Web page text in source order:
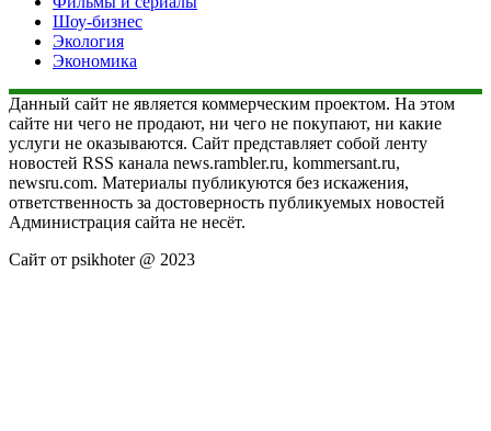
Шоу-бизнес
Экология
Экономика
Данный сайт не является коммерческим проектом. На этом
сайте ни чего не продают, ни чего не покупают, ни какие
услуги не оказываются. Сайт представляет собой ленту
новостей RSS канала news.rambler.ru, kommersant.ru,
newsru.com. Материалы публикуются без искажения,
ответственность за достоверность публикуемых новостей
Администрация сайта не несёт.
Сайт от psikhoter @ 2023